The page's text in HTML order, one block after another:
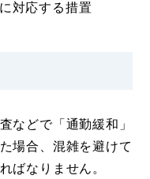
対応する措置
などで「通勤緩和」
場合、混雑を避けて
ばなりません。